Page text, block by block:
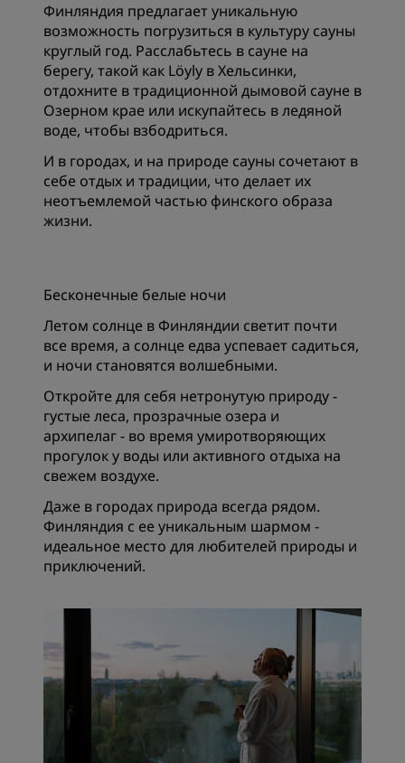
Финляндия предлагает уникальную
возможность погрузиться в культуру сауны
круглый год. Расслабьтесь в сауне на
берегу, такой как Löyly в Хельсинки,
отдохните в традиционной дымовой сауне в
Озерном крае или искупайтесь в ледяной
воде, чтобы взбодриться.
И в городах, и на природе сауны сочетают в
себе отдых и традиции, что делает их
неотъемлемой частью финского образа
жизни.
Бесконечные белые ночи
Летом солнце в Финляндии светит почти
все время, а солнце едва успевает садиться,
и ночи становятся волшебными.
Откройте для себя нетронутую природу -
густые леса, прозрачные озера и
архипелаг - во время умиротворяющих
прогулок у воды или активного отдыха на
свежем воздухе.
Даже в городах природа всегда рядом.
Финляндия с ее уникальным шармом -
идеальное место для любителей природы и
приключений.